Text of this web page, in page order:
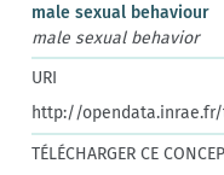
male sexual behaviour
male sexual behavior
URI
http://opendata.inrae.fr/
TÉLÉCHARGER CE